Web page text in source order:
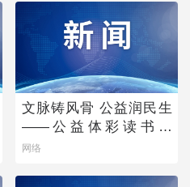
文脉铸风骨 公益润民生
——公益体彩读书会
《唐诗宋词中的功夫
网络